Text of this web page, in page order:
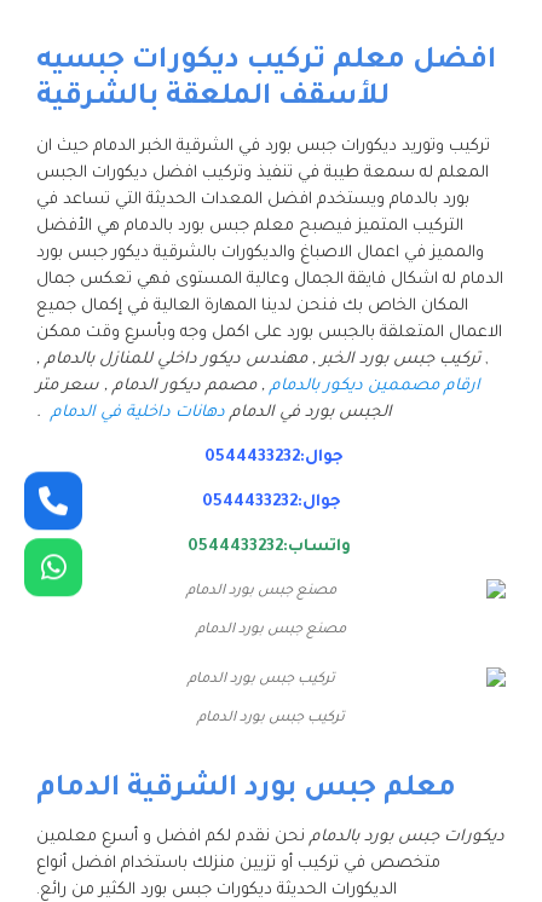
افضل معلم تركيب ديكورات جبسيه
للأسقف الملعقة بالشرقية
تركيب وتوريد ديكورات جبس بورد في الشرقية الخبر الدمام حيث ان
المعلم له سمعة طيبة في تنفيذ وتركيب افضل ديكورات الجبس
بورد بالدمام ويستخدم افضل المعدات الحديثة التي تساعد في
التركيب المتميز فيصبح معلم جبس بورد بالدمام هي الأفضل
والمميز في اعمال الاصباغ والديكورات بالشرقية ديكور جبس بورد
الدمام له اشكال فايقة الجمال وعالية المستوى فهي تعكس جمال
المكان الخاص بك فنحن لدينا المهارة العالية في إكمال جميع
الاعمال المتعلقة بالجبس بورد على اكمل وجه وبأسرع وقت ممكن
, تركيب جبس بورد الخبر , مهندس ديكور داخلي للمنازل بالدمام ,
ارقام مصممين ديكور بالدمام , مصمم ديكور الدمام , سعر متر
الجبس بورد في الدمام دهانات داخلية في الدمام .
جوال:0544433232
جوال:0544433232
واتساب:0544433232
مصنع جبس بورد الدمام
تركيب جبس بورد الدمام
معلم جبس بورد الشرقية الدمام
ديكورات جبس بورد بالدمام نحن نقدم لكم افضل و أسرع معلمين
متخصص في تركيب أو تزيين منزلك باستخدام افضل أنواع
الديكورات الحديثة ديكورات جبس بورد الكثير من رائع.